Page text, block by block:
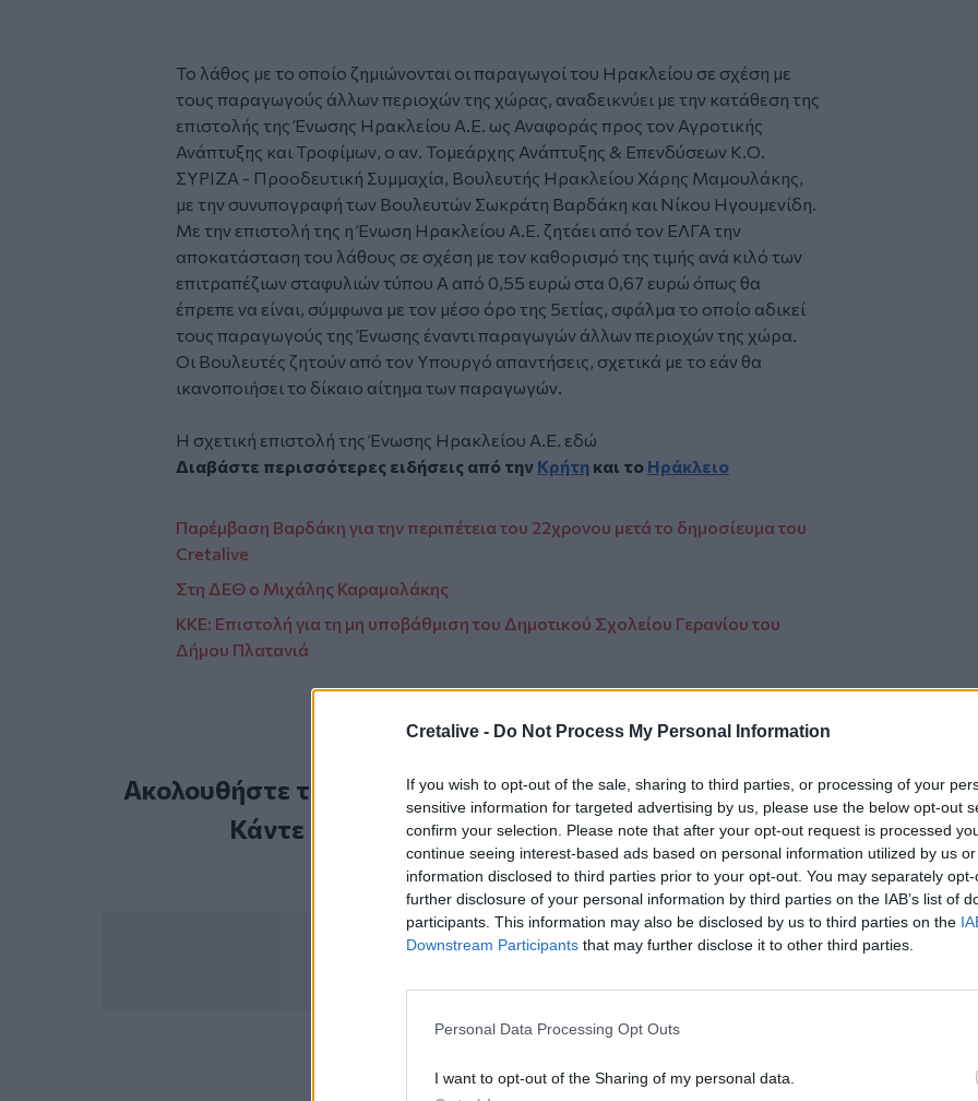
Cretalive - Do Not Process My Personal Information
If you wish to opt-out of the sale, sharing to third parties, or processing of your
sensitive information for targeted advertising by us, please use the below opt-out
confirm your selection. Please note that after your opt-out request is processed
continue seeing interest-based ads based on personal information utilized by us
information disclosed to third parties prior to your opt-out. You may separately
further disclosure of your personal information by third parties on the IAB’s list of
participants. This information may also be disclosed by us to third parties on the
Downstream Participants that may further disclose it to other third parties.
Personal Data Processing Opt Outs
I want to opt-out of the Sharing of my personal data.
Το λάθος με το οποίο ζημιώνονται οι παραγωγοί του Ηρακλείου σε σχέση με
τους παραγωγούς άλλων περιοχών της χώρας, αναδεικνύει με την κατάθεση της
επιστολής της Ένωσης Ηρακλείου Α.Ε. ως Αναφοράς προς τον Αγροτικής
Ανάπτυξης και Τροφίμων, ο αν. Τομεάρχης Ανάπτυξης & Επενδύσεων Κ.Ο.
ΣΥΡΙΖΑ - Προοδευτική Συμμαχία, Βουλευτής Ηρακλείου Χάρης Μαμουλάκης,
με την συνυπογραφή των Βουλευτών Σωκράτη Βαρδάκη και Νίκου Ηγουμενίδη.
Με την επιστολή της η Ένωση Ηρακλείου Α.Ε. ζητάει από τον ΕΛΓΑ την
αποκατάσταση του λάθους σε σχέση με τον καθορισμό της τιμής ανά κιλό των
επιτραπέζιων σταφυλιών τύπου Α από 0,55 ευρώ στα 0,67 ευρώ όπως θα
έπρεπε να είναι, σύμφωνα με τον μέσο όρο της 5ετίας, σφάλμα το οποίο αδικεί
τους παραγωγούς της Ένωσης έναντι παραγωγών άλλων περιοχών της χώρα.
Οι Βουλευτές ζητούν από τον Υπουργό απαντήσεις, σχετικά με το εάν θα
ικανοποιήσει το δίκαιο αίτημα των παραγωγών.
H σχετική επιστολή της Ένωσης Ηρακλείου Α.Ε. εδώ
Διαβάστε περισσότερες ειδήσεις από την Κρήτη και το Ηράκλειο
Παρέμβαση Βαρδάκη για την περιπέτεια του 22χρονου μετά το δημοσίευμα του
Cretalive
Στη ΔΕΘ ο Μιχάλης Καραμαλάκης
ΚΚΕ: Επιστολή για τη μη υποβάθμιση του Δημοτικού Σχολείου Γερανίου του
Δήμου Πλατανιά
Ακολουθήστε το Cretalive στοGoogle Newsκαι στοFacebook
Κάντε εγγραφή στο κανάλι μας στοYouTube